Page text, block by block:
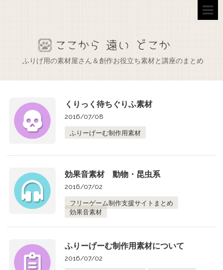
ふりげ用の素材屋さん＆創作お役立ち素材と講座のまとめ
くりっく待ちぐりふ素材
2016/07/08
ふりーげーむ制作用素材
効果音素材 動物・昆虫系
2016/07/02
フリーゲーム制作支援サイトまとめ
効果音素材
ふりーげーむ制作用素材について
2016/07/02